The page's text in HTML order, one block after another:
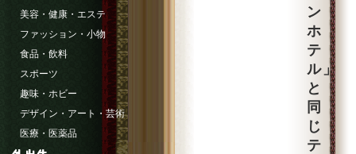
ン
ホ
テ
ル」
と
同
じ
テ
美容・健康・エステ
ファッション・小物
食品・飲料
スポーツ
趣味・ホビー
デザイン・アート・芸術
医療・医薬品